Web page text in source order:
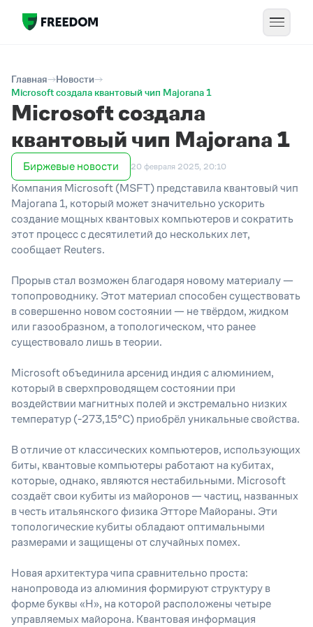
Главная
Новости
Microsoft создала квантовый чип Majorana 1
Microsoft создала
квантовый чип Majorana 1
Биржевые новости 20 февраля 2025, 20:10
Компания Microsoft (MSFT) представила квантовый чип
Majorana 1, который может значительно ускорить
создание мощных квантовых компьютеров и сократить
этот процесс с десятилетий до нескольких лет,
сообщает Reuters.
Прорыв стал возможен благодаря новому материалу —
топопроводнику. Этот материал способен существовать
в совершенно новом состоянии — не твёрдом, жидком
или газообразном, а топологическом, что ранее
существовало лишь в теории.
Microsoft объединила арсенид индия с алюминием,
который в сверхпроводящем состоянии при
воздействии магнитных полей и экстремально низких
температур (-273,15°C) приобрёл уникальные свойства.
В отличие от классических компьютеров, использующих
биты, квантовые компьютеры работают на кубитах,
которые, однако, являются нестабильными. Microsoft
создаёт свои кубиты из майоронов — частиц, названных
в честь итальянского физика Этторе Майораны. Эти
топологические кубиты обладают оптимальными
размерами и защищены от случайных помех.
Новая архитектура чипа сравнительно проста:
нанопровода из алюминия формируют структуру в
форме буквы «H», на которой расположены четыре
управляемых майорона. Квантовая информация